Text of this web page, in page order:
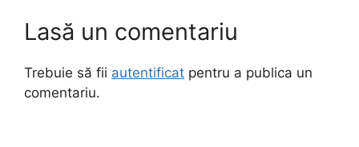
Lasă un comentariu
Trebuie să fii autentificat pentru a publica un
comentariu.